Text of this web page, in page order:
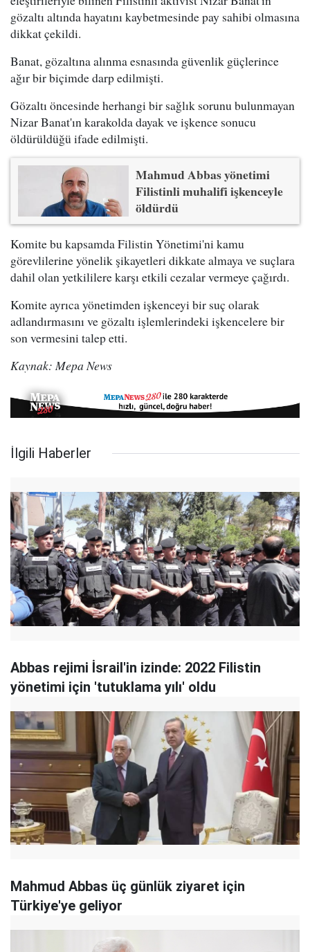
gözaltı altında hayatını kaybetmesinde pay sahibi olmasına
dikkat çekildi.
Banat, gözaltına alınma esnasında güvenlik güçlerince
ağır bir biçimde darp edilmişti.
Gözaltı öncesinde herhangi bir sağlık sorunu bulunmayan
Nizar Banat'ın karakolda dayak ve işkence sonucu
öldürüldüğü ifade edilmişti.
Mahmud Abbas yönetimi
Filistinli muhalifi işkenceyle
öldürdü
Komite bu kapsamda Filistin Yönetimi'ni kamu
görevlilerine yönelik şikayetleri dikkate almaya ve suçlara
dahil olan yetkililere karşı etkili cezalar vermeye çağırdı.
Komite ayrıca yönetimden işkenceyi bir suç olarak
adlandırmasını ve gözaltı işlemlerindeki işkencelere bir
son vermesini talep etti.
Kaynak: Mepa News
İlgili Haberler
Abbas rejimi İsrail'in izinde: 2022 Filistin
yönetimi için 'tutuklama yılı' oldu
Mahmud Abbas üç günlük ziyaret için
Türkiye'ye geliyor